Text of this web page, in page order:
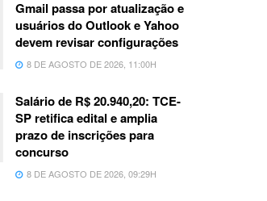
Gmail passa por atualização e
usuários do Outlook e Yahoo
devem revisar configurações
8 DE AGOSTO DE 2026, 11:00H
Salário de R$ 20.940,20: TCE-
SP retifica edital e amplia
prazo de inscrições para
concurso
8 DE AGOSTO DE 2026, 09:29H